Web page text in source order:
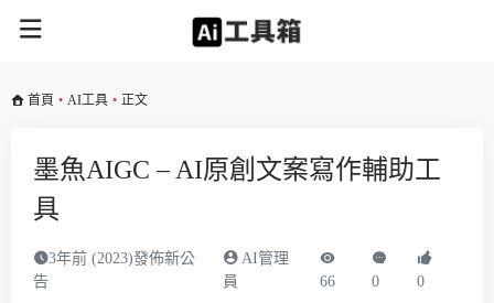
首頁 • AI工具 • 正文
墨魚AIGC – AI原創文案寫作輔助工
具
3年前 (2023)發佈新公
告
AI管理
員
66 0 0